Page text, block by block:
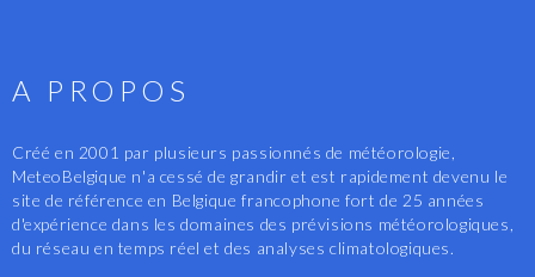
A PROPOS
Créé en 2001 par plusieurs passionnés de météorologie,
MeteoBelgique n'a cessé de grandir et est rapidement devenu le
site de référence en Belgique francophone fort de 25 années
d'expérience dans les domaines des prévisions météorologiques,
du réseau en temps réel et des analyses climatologiques.